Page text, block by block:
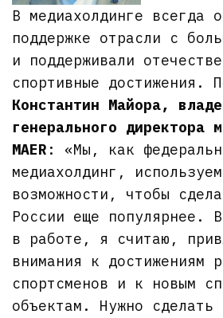
В медиахолдинге всегда
поддержке отрасли с
и поддерживали
спортивные достижения.
Константин Майора,
генерального директора
MAER : «Мы, как
медиахолдинг,
возможности, чтобы
России еще популярнее.
в работе, я считаю,
внимания к достижениям
спортсменов и к новым
объектам. Нужно сделать